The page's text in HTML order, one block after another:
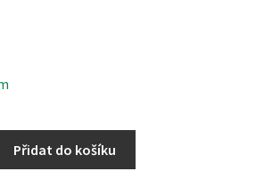
Přidat do košíku